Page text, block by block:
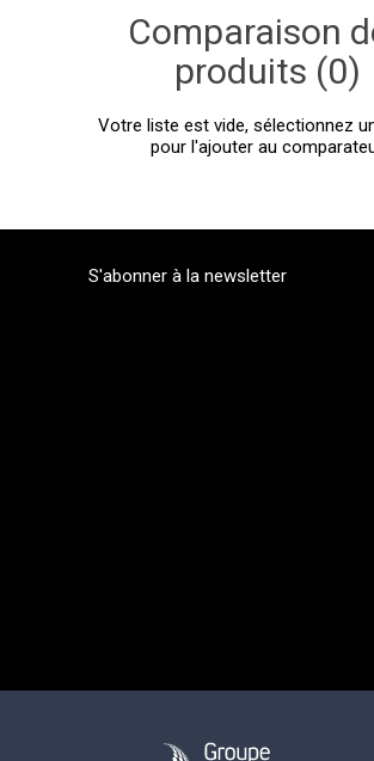
Comparaison
produits (0)
Votre liste est vide, sélectionnez
pour l'ajouter au
S'abonner à la newsletter